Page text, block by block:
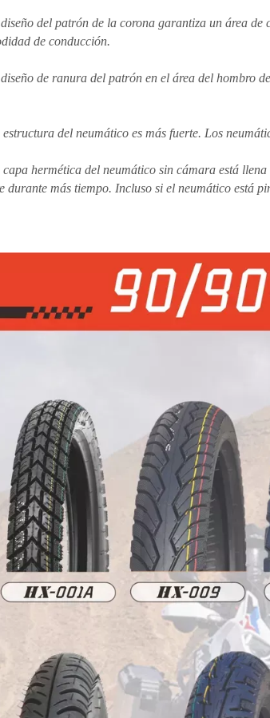
del patrón de la corona garantiza un área
de conducción.
de ranura del patrón en el área del hombro
del neumático es más fuerte. Los
hermética del neumático sin cámara está
durante más tiempo. Incluso si el neumático está